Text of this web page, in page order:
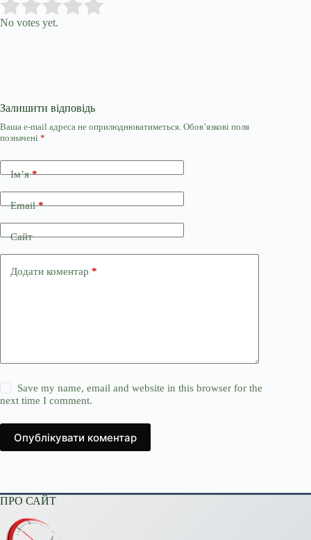
Rate this item:
No votes yet.
Залишити відповідь
Ваша e-mail адреса не оприлюднюватиметься. Обов’язкові поля
позначені *
Ім’я*
Email*
Сайт
Додати коментар *
Save my name, email and website in this browser for the
next time I comment.
Опублікувати коментар
ПРО САЙТ